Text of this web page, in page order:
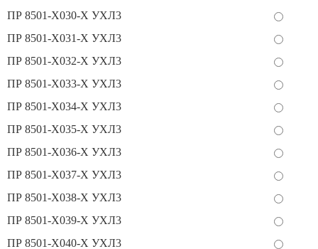
ПР 8501-Х030-Х УХЛ3
ПР 8501-Х031-Х УХЛ3
ПР 8501-Х032-Х УХЛ3
ПР 8501-Х033-Х УХЛ3
ПР 8501-Х034-Х УХЛ3
ПР 8501-Х035-Х УХЛ3
ПР 8501-Х036-Х УХЛ3
ПР 8501-Х037-Х УХЛ3
ПР 8501-Х038-Х УХЛ3
ПР 8501-Х039-Х УХЛ3
ПР 8501-Х040-Х УХЛ3